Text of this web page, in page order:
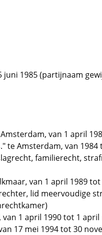
juni 1985 (partijnaam
van 1 april
te Amsterdam, van 1984
familierecht,
van 1 april 1989 tot
lid meervoudige
1 april 1990 tot 1 april
17 mei 1994 tot 30